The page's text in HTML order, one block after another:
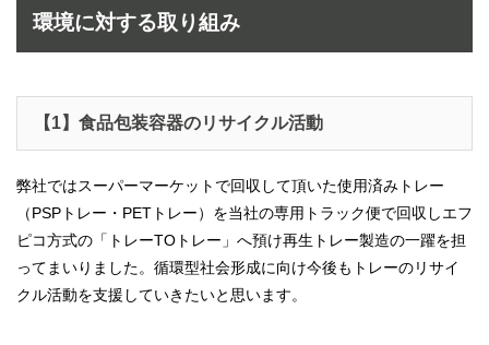
環境に対する取り組み
【1】食品包装容器のリサイクル活動
弊社ではスーパーマーケットで回収して頂いた使用済みトレー
（PSPトレー・PETトレー）を当社の専用トラック便で回収しエフ
ピコ方式の「トレーTOトレー」へ預け再生トレー製造の一躍を担
ってまいりました。循環型社会形成に向け今後もトレーのリサイ
クル活動を支援していきたいと思います。